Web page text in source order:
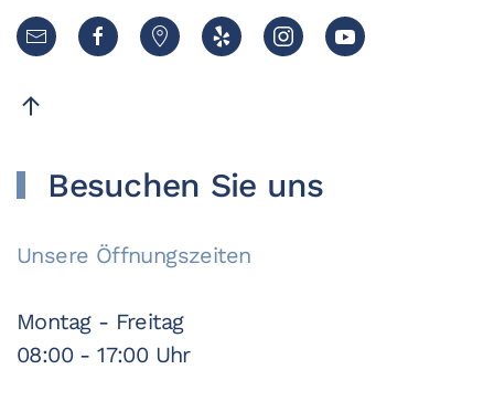
Besuchen Sie uns
Unsere Öffnungszeiten
Montag - Freitag
08:00 - 17:00 Uhr